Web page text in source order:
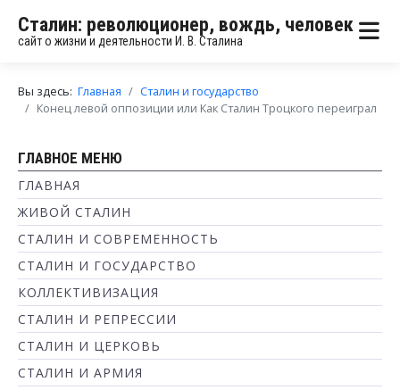
Сталин: революционер, вождь, человек
сайт о жизни и деятельности И. В. Сталина
Вы здесь: Главная
Сталин и государство
Конец левой оппозиции или Как Сталин Троцкого переиграл
ГЛАВНОЕ МЕНЮ
ГЛАВНАЯ
ЖИВОЙ СТАЛИН
СТАЛИН И СОВРЕМЕННОСТЬ
СТАЛИН И ГОСУДАРСТВО
КОЛЛЕКТИВИЗАЦИЯ
СТАЛИН И РЕПРЕССИИ
СТАЛИН И ЦЕРКОВЬ
СТАЛИН И АРМИЯ